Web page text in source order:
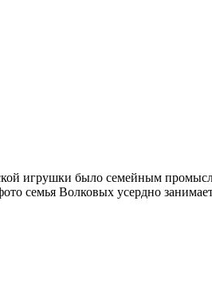
игрушки было семейным
семья Волковых усердно